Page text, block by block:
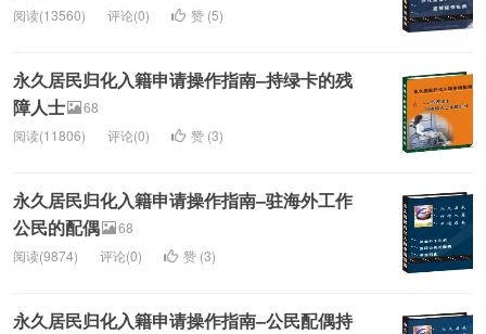
阅读(13560)
评论(0) 赞 (5)
永久居民归化入籍申请操作指南–持绿卡的残
障人士
68
阅读(11806)
评论(0) 赞 (3)
永久居民归化入籍申请操作指南–驻海外工作
公民的配偶
68
阅读(9874)
评论(0) 赞 (3)
永久居民归化入籍申请操作指南–公民配偶持